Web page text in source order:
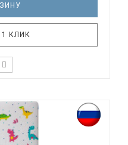
КЛИК
основательно. Ведь
проводит в
тканей, нежный и
к частым